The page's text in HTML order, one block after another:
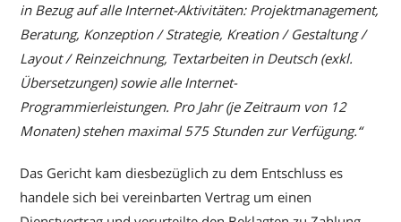
in Bezug auf alle Internet-Aktivitäten: Projektmanagement,
Beratung, Konzeption / Strategie, Kreation / Gestaltung /
Layout / Reinzeichnung, Textarbeiten in Deutsch (exkl.
Übersetzungen) sowie alle Internet-
Programmierleistungen. Pro Jahr (je Zeitraum von 12
Monaten) stehen maximal 575 Stunden zur Verfügung.“
Das Gericht kam diesbezüglich zu dem Entschluss es
handele sich bei vereinbarten Vertrag um einen